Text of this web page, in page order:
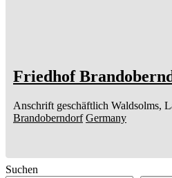
Friedhof
Anschrift geschäftlich Waldsolms,
Brandoberndorf Germany
Suchen